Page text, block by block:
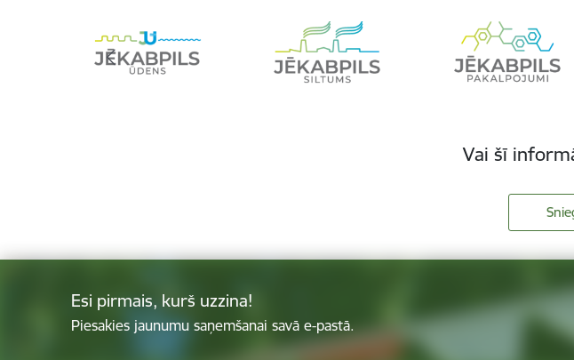
Vai šī
Esi pirmais, kurš uzzina!
Piesakies jaunumu saņemšanai savā e-pastā.